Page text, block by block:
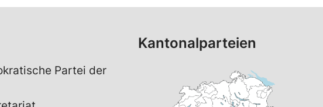
Partei der
Kantonalparteien